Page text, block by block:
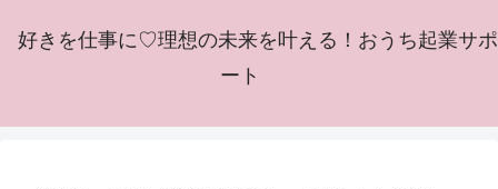
好きを仕事に♡理想の未来を叶える！おうち起業サポ
ート